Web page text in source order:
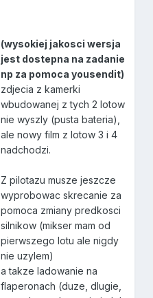
(wysokiej jakosci wersja
jest dostepna na zadanie
np za pomoca yousendit)
zdjecia z kamerki
wbudowanej z tych 2 lotow
nie wyszly (pusta bateria),
ale nowy film z lotow 3 i 4
nadchodzi.
Z pilotazu musze jeszcze
wyprobowac skrecanie za
pomoca zmiany predkosci
silnikow (mikser mam od
pierwszego lotu ale nigdy
nie uzylem)
a takze ladowanie na
flaperonach (duze, dlugie,